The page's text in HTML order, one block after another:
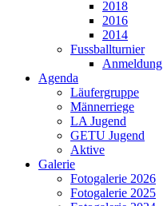
2018
2016
2014
Fussballturnier
Anmeldung
Agenda
Läufergruppe
Männerriege
LA Jugend
GETU Jugend
Aktive
Galerie
Fotogalerie 2026
Fotogalerie 2025